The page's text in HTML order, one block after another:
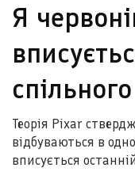
Я
Теорія Pixar
відбуваються в
вписується